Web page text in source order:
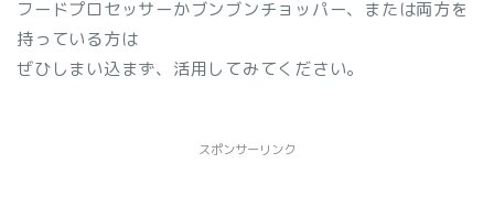
フードプロセッサーかブンブンチョッパー、または両方を
持っている方は
ぜひしまい込まず、活用してみてください。
スポンサーリンク